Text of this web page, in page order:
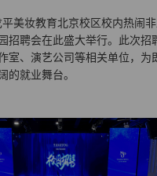
美妆教育北京校区校内热闹
招聘会在此盛大举行。此次招
室、演艺公司等相关单位，为
的就业舞台。